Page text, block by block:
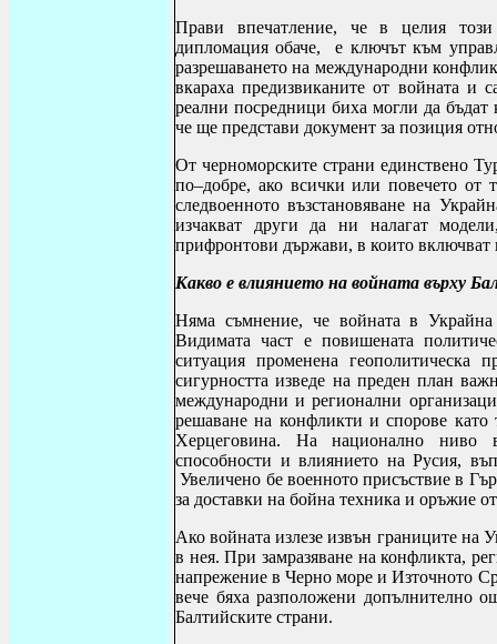
Прави впечатление, че в целия този
дипломация обаче, е ключът към
разрешаването на международни
вкараха предизвиканите от войната и
реални посредници биха могли да
че ще представи документ за позиция
От черноморските страни единствено
по–добре, ако всички или повечето
следвоенното възстановяване на
изчакват други да ни налагат
прифронтови държави, в които включват
Какво е влиянието на войната върху
Няма съмнение, че войната в Украйна
Видимата част е повишената
ситуация променена
сигурността изведе на преден план
международни и регионални
решаване на конфликти и спорове
Херцеговина. На национално ниво
способности и влиянието на Русия,
Увеличено бе военното присъствие в
за доставки на бойна техника и оръжие
Ако войната излезе извън границите на
в нея. При замразяване на конфликта,
напрежение в Черно море и Източното
вече бяха разположени допълнително
Балтийските страни.